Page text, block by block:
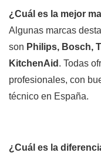
¿Cuál es la mejor
Algunas marcas
son Philips, Bosch,
KitchenAid . Todas
profesionales, con
técnico en España.
¿Cuál es la